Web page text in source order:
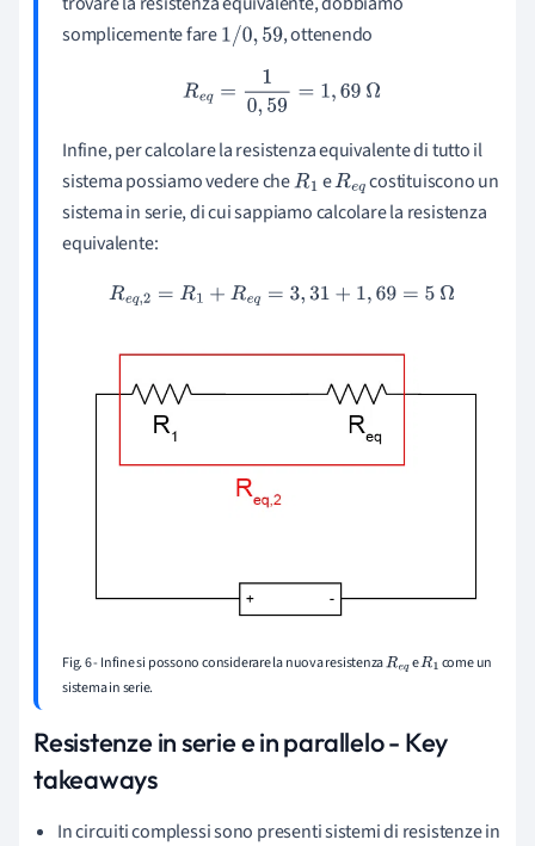
somplicemente fare1/0,59 , ottenendo
Req =10,59 =1, 69 Ω
Infine, per calcolare la resistenza equivalente di tutto il
sistema possiamo vedere cheR1 eReqcostituiscono un
sistema in serie, di cui sappiamo calcolare la resistenza
equivalente:
R eq,2=R1+Req= 3,31+ 1,69=5Ω
Fig. 6 - Infine si possono considerare la nuova resistenzaReqeR1 come un
sistema in serie.
Resistenze in serie e in parallelo - Key
takeaways
In circuiti complessi sono presenti sistemi di resistenze in